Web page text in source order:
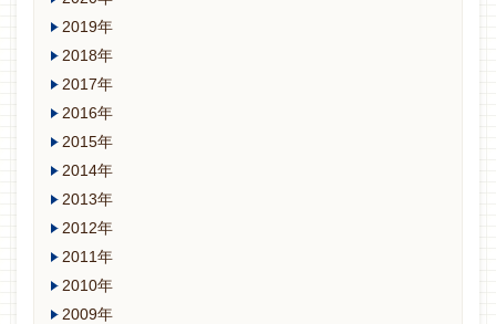
2019年
2018年
2017年
2016年
2015年
2014年
2013年
2012年
2011年
2010年
2009年